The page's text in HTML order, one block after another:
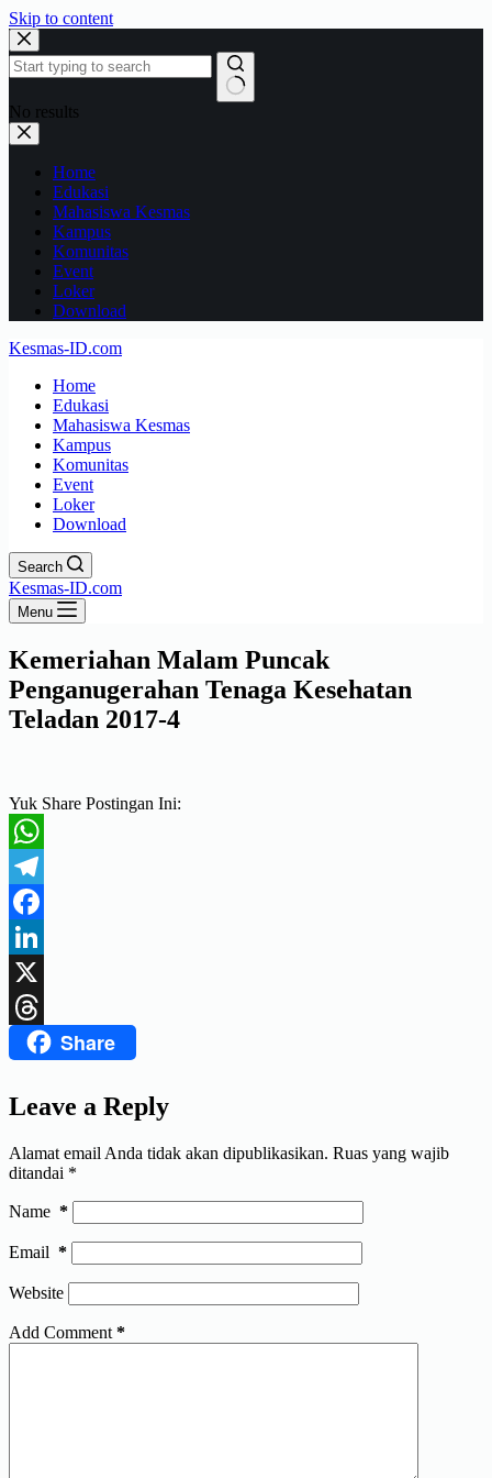
Skip to content
No results
Home
Edukasi
Mahasiswa Kesmas
Kampus
Komunitas
Event
Loker
Download
Kesmas-ID.com
Home
Edukasi
Mahasiswa Kesmas
Kampus
Komunitas
Event
Loker
Download
Search
Kesmas-ID.com
Menu
Kemeriahan Malam Puncak
Penganugerahan Tenaga Kesehatan
Teladan 2017-4
Yuk Share Postingan Ini:
WhatsApp
Telegram
Facebook
LinkedIn
X
ThreadsShare
Leave a Reply
Alamat email Anda tidak akan dipublikasikan. Ruas yang wajib
ditandai *
Name *
Email *
Website
Add Comment *